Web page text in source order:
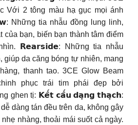
Với 2 tông màu hạ gục mọi ánh
Những tia nhẫu đồng lung linh,
của bạn, biến bạn thành tâm điểm
𝗥𝗲𝗮𝗿𝘀𝗶𝗱𝗲: Những tia nhẫu
giúp da căng bóng tự nhiên, mang
thanh tao. 3CE Glow Beam
phục trái tim phái đẹp bởi
ghen tị: 𝗞𝗲̂́𝘁 𝗰𝗮̂́𝘂 𝗱𝗮̣𝗻𝗴 𝘁𝗵𝗮̣𝗰𝗵:
dàng tán đều trên da, không gây
nhàng, thoải mái suốt cả ngày.